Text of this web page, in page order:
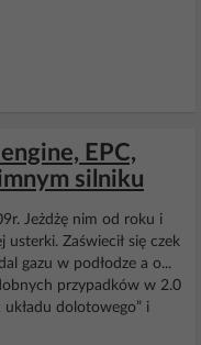
EPC,
silniku
Jeżdżę nim od roku i
usterki. Zaświecił się czek
gazu w podłodze a o...
przypadków w 2.0
układu dolotowego” i